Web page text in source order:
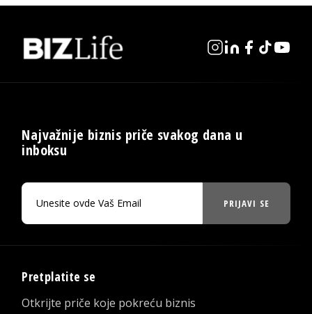
Najvažnije biznis priče svakog dana u
inboksu
PRIJAVI SE
Pretplatite se
Otkrijte priče koje pokreću biznis